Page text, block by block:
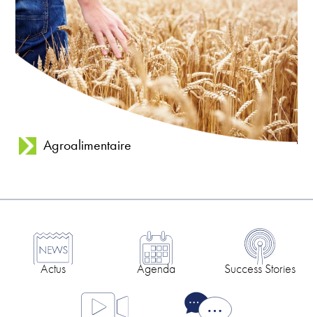
Agroalimentaire
Actus Agenda Success Stories